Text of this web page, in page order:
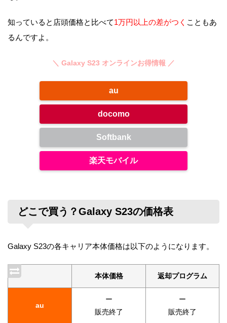
知っていると店頭価格と比べて1万円以上の差がつく こともあ
るんですよ。
＼ Galaxy S23 オンラインお得情報 ／
au
docomo
Softbank
楽天モバイル
どこで買う？Galaxy S23の価格表
Galaxy S23の各キャリア本体価格は以下のようになります。
本体価格 返却プログラム
au
ー
販売終了
ー
販売終了